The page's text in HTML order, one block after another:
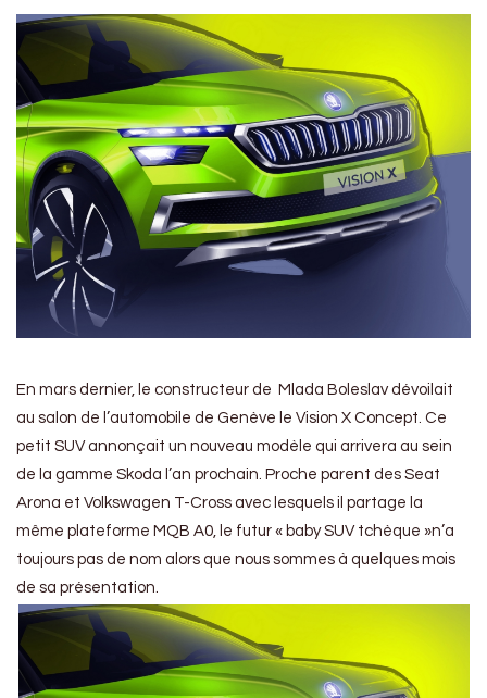
En mars dernier, le constructeur de Mlada Boleslav dévoilait
au salon de l’automobile de Genève le Vision X Concept. Ce
petit SUV annonçait un nouveau modèle qui arrivera au sein
de la gamme Skoda l’an prochain. Proche parent des Seat
Arona et Volkswagen T-Cross avec lesquels il partage la
même plateforme MQB A0, le futur « baby SUV tchèque »n’a
toujours pas de nom alors que nous sommes à quelques mois
de sa présentation.